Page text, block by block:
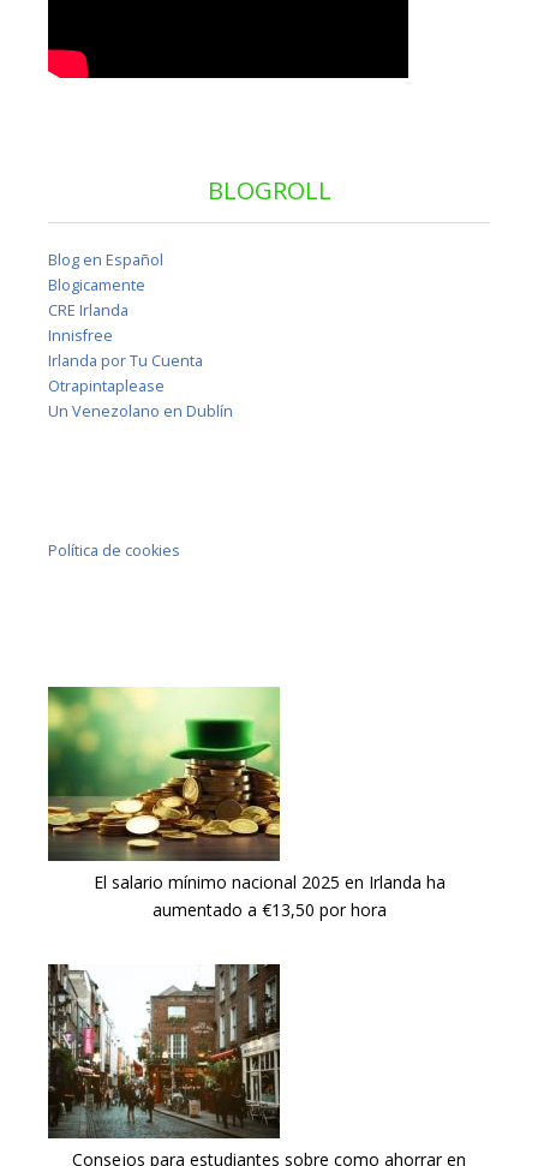
BLOGROLL
Blog en Español
Blogicamente
CRE Irlanda
Innisfree
Irlanda por Tu Cuenta
Otrapintaplease
Un Venezolano en Dublín
Política de cookies
El salario mínimo nacional 2025 en Irlanda ha
aumentado a €13,50 por hora
Consejos para estudiantes sobre como ahorrar en